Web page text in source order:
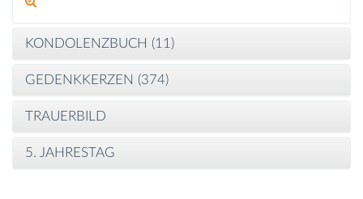
KONDOLENZBUCH (11 )
GEDENKKERZEN (374)
TRAUERBILD
5. JAHRESTAG